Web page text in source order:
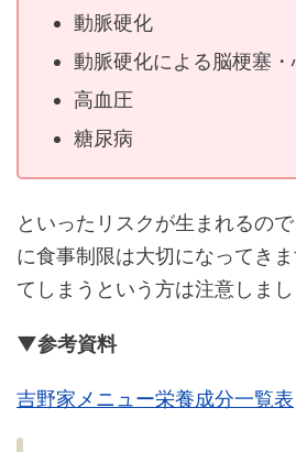
動脈硬化
動脈硬化による脳梗塞
高血圧
糖尿病
といったリスクが生まれるの
に食事制限は大切になってき
てしまうという方は注意しまし
▼参考資料
吉野家メニュー栄養成分一覧表